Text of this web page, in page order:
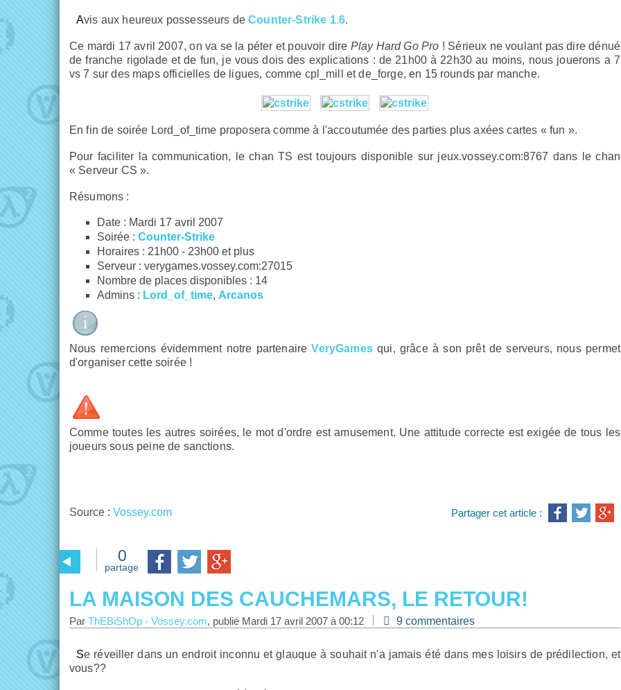
Avis aux heureux possesseurs deCounter-Strike 1.6.
Ce mardi 17 avril 2007, on va se la péter et pouvoir dire Play Hard Go Pro ! Sérieux ne voulant pas dire dénué
de franche rigolade et de fun, je vous dois des explications : de 21h00 à 22h30 au moins, nous jouerons a 7
vs 7 sur des maps officielles de ligues, comme cpl_mill et de_forge, en 15 rounds par manche.
En fin de soirée Lord_of_time proposera comme à l'accoutumée des parties plus axées cartes « fun ».
Pour faciliter la communication, le chan TS est toujours disponible sur jeux.vossey.com:8767 dans le chan
« Serveur CS ».
Résumons :
Date : Mardi 17 avril 2007
Soirée : Counter-Strike
Horaires : 21h00 - 23h00 et plus
Serveur : verygames.vossey.com:27015
Nombre de places disponibles : 14
Admins : Lord_of_time, Arcanos
Nous remercions évidemment notre partenaireVeryGamesqui, grâce à son prêt de serveurs, nous permet
d'organiser cette soirée !
Comme toutes les autres soirées, le mot d'ordre est amusement. Une attitude correcte est exigée de tous les
joueurs sous peine de sanctions.
Source : Vossey.com Partager cet article :
0
partage
LA MAISON DES CAUCHEMARS, LE RETOUR!
Par ThEBiShOp - Vossey.com, publié Mardi 17 avril 2007 à 00:12 9 commentaires
Se réveiller dans un endroit inconnu et glauque à souhait n'a jamais été dans mes loisirs de prédilection, et
vous??